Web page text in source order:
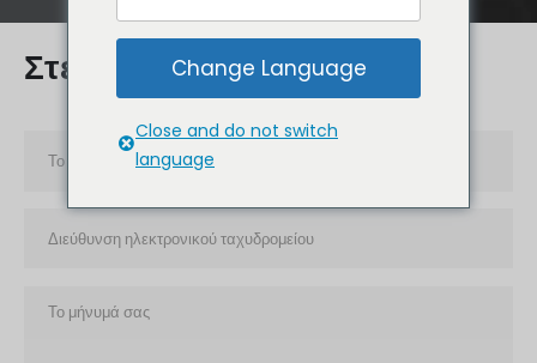
Στείλτε μας ένα μήνυμα
Change Language
Close and do not switch
language
Беларуская мова
Deutsch
فارسی
O‘zbekcha